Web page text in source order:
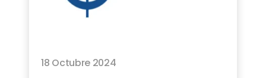
18 Octubre 2024